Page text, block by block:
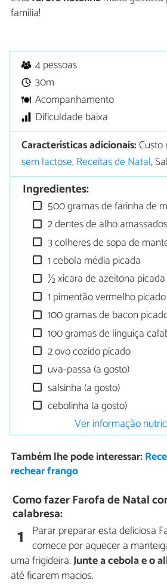
família!
4 pessoas
30m
Acompanhamento
Dificuldade baixa
Características adicionais:Custo
sem lactose,Receitas de Natal,
Ingredientes:
500 gramas de farinha de
2 dentes de alho amassados
3 colheres de sopa de
1 cebola média picada
½ xícara de azeitona picada
1 pimentão vermelho picado
100 gramas de bacon
100 gramas de linguiça
2 ovo cozido picado
uva-passa (a gosto)
salsinha (a gosto)
cebolinha (a gosto)
Ver informação
Também lhe pode interessar:
rechear frango
Como fazer Farofa de Natal
calabresa:
1 Parar preparar esta deliciosa
comece por aquecer a
uma frigideira.Junte a cebola e o
até ficarem macios.